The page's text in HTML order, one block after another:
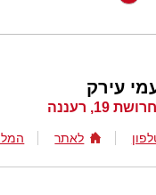
עירק
19, רעננה
לאתר